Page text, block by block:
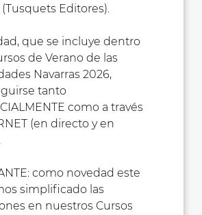
Editores).
que se incluye dentro
de Verano de las
Navarras 2026,
tanto
como a través
(en directo y en
como novedad este
simplificado las
en nuestros Cursos